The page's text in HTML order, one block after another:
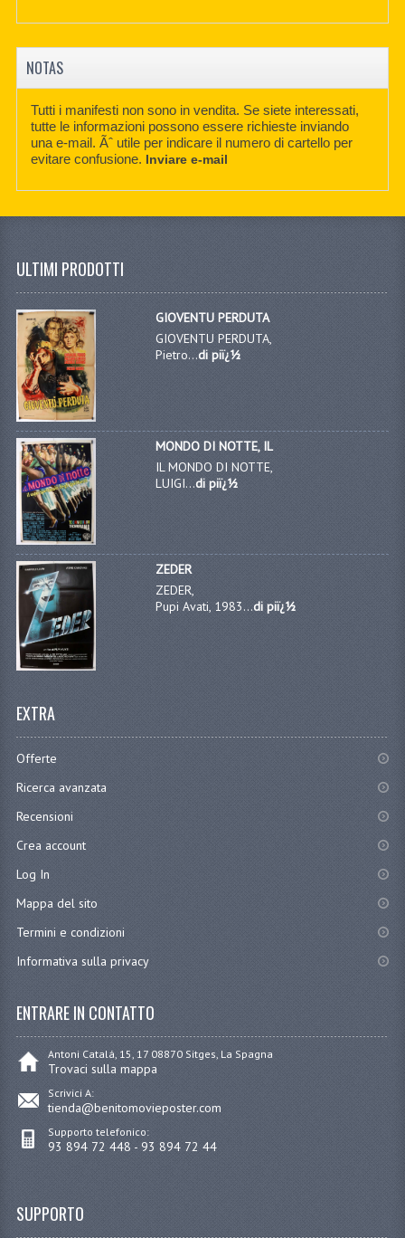
NOTAS
Tutti i manifesti non sono in vendita. Se siete interessati,
tutte le informazioni possono essere richieste inviando
una e-mail. Ãˆ utile per indicare il numero di cartello per
evitare confusione. Inviare e-mail
ULTIMI PRODOTTI
GIOVENTU PERDUTA
GIOVENTU PERDUTA,
Pietro...di piï¿½
MONDO DI NOTTE, IL
IL MONDO DI NOTTE,
LUIGI...di piï¿½
ZEDER
ZEDER,
Pupi Avati, 1983...di piï¿½
EXTRA
Offerte
Ricerca avanzata
Recensioni
Crea account
Log In
Mappa del sito
Termini e condizioni
Informativa sulla privacy
ENTRARE IN CONTATTO
Antoni Catalá, 15, 17 08870 Sitges, La Spagna
Trovaci sulla mappa
Scrivici A:
tienda@benitomovieposter.com
Supporto telefonico:
93 894 72 448 - 93 894 72 44
SUPPORTO